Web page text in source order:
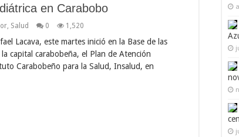
en Carabobo
Salud 0 1,520
Lacava, este martes inició en la Base de las
capital carabobeña, el Plan de Atención
Carabobeño para la Salud, Insalud, en